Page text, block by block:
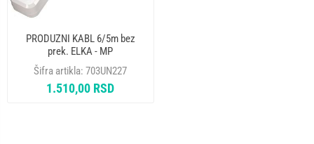
PRODUZNI KABL 6/5m bez
prek. ELKA - MP
Šifra artikla:703UN227
1.510,00 RSD